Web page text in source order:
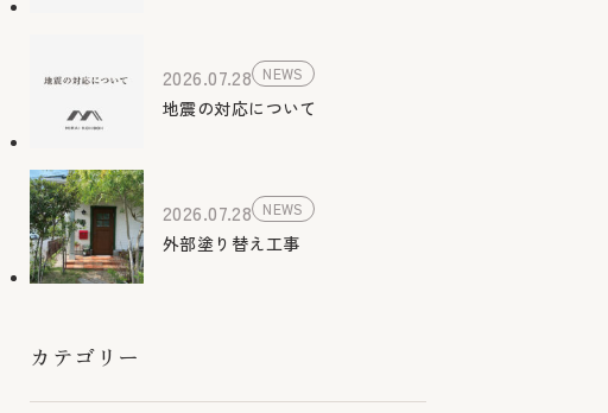
2026.07.28 NEWS
地震の対応について
2026.07.28 NEWS
外部塗り替え工事
カテゴリー